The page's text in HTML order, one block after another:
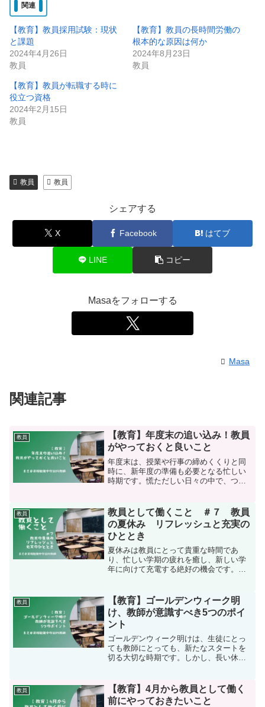
中…
関連
【教育】教員採用試験：現状
と課題
2024年4月26日
教員
【教育】教員の長時間労働の
根本的な原因は何か
2024年8月23日
教員
【教育】教員が転職する時に
役立つ資格
2024年2月15日
教員
教員 教員
シェアする
X Facebook はてブ
LINE コピー
Masaをフォローする
Masa
関連記事
教員
【教育】年度末の追い込み！教員
がやっておくと良いこと
年度末は、授業や行事の締めくくりと同
時に、新年度の準備も必要となる忙しい
時期です。慌ただしい日々の中で、つい
度末に向けてやっておくと良いことを、
以下の6つのカテゴリーに...
教員
教員として働くこと ＃７ 教員
の夏休み リフレッシュと充実の
ひととき
夏休みは教員にとって貴重な時間であ
り、忙しい学期の疲れを癒し、新しい学
年に向けて充電する絶好の機会です。教
ためのアイデアや活動についてご紹介し
ます。1. 旅行と新たな文...
教員
【教育】ゴールデンウィーク明
け、教師が意識すべき5つのポイ
ント
ゴールデンウィーク明けは、生徒にとっ
ても教師にとっても、新たなスタートを
切る大切な時期です。しかし、長い休み
がちです。そこで、今回はゴールデンウ
ィーク明けに教師が意識す...
教員
【教育】4月から教員として働く
前にやっておきたいこと